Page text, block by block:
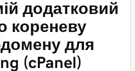
додатковий
кореневу
для
(cPanel)